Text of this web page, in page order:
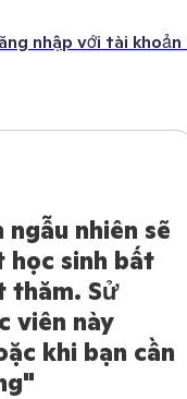
nhập với tài khoản
ngẫu nhiên sẽ
học sinh bất
thăm. Sử
viên này
khi bạn cần